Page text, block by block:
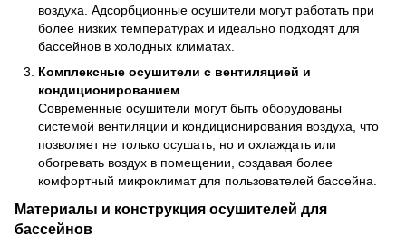
воздуха. Адсорбционные осушители могут работать при
более низких температурах и идеально подходят для
бассейнов в холодных климатах.
Комплексные осушители с вентиляцией и
кондиционированием
Современные осушители могут быть оборудованы
системой вентиляции и кондиционирования воздуха, что
позволяет не только осушать, но и охлаждать или
обогревать воздух в помещении, создавая более
комфортный микроклимат для пользователей бассейна.
Материалы и конструкция осушителей для
бассейнов